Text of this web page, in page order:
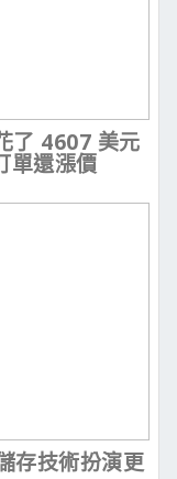
了 4607 美元
單還漲價
存技術扮演更